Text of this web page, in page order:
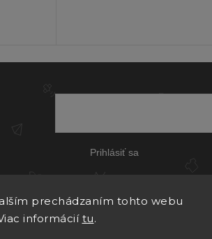
prechádzaním tohto webu
informácií tu.
Prihlásiť sa